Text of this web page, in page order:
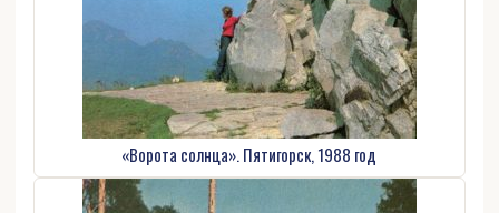
«Ворота солнца». Пятигорск, 1988 год